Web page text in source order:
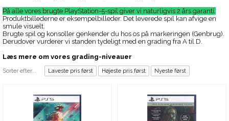
På alle vores brugte PlayStation-5-spil giver vi naturligvis 2 års garanti.
Produktbillederne er eksempelbilleder. Det leverede spil kan afvige en
smule visuelt.
Brugte spil og konsoller genkender du hos os på markeringen (Genbrug).
Derudover vurderer vi standen tydeligt med en grading fra A til D.
Læs mere om vores grading-niveauer
Sorter efter... Laveste pris først Højeste pris først Nyeste først